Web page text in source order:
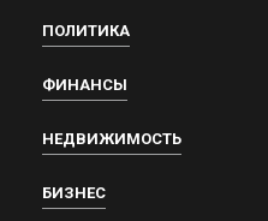
ПОЛИТИКА
ФИНАНСЫ
НЕДВИЖИМОСТЬ
БИЗНЕС